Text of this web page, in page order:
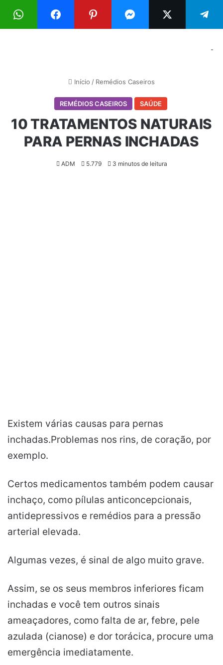
Menu
-
Início / Remédios Caseiros
REMÉDIOS CASEIROS SAÚDE
10 TRATAMENTOS NATURAIS
PARA PERNAS INCHADAS
ADM 5.779 3 minutos de leitura
Existem várias causas para pernas
inchadas.Problemas nos rins, de coração, por
exemplo.
Certos medicamentos também podem causar
inchaço, como pílulas anticoncepcionais,
antidepressivos e remédios para a pressão
arterial elevada.
Algumas vezes, é sinal de algo muito grave.
Assim, se os seus membros inferiores ficam
inchadas e você tem outros sinais
ameaçadores, como falta de ar, febre, pele
azulada (cianose) e dor torácica, procure uma
emergência imediatamente.